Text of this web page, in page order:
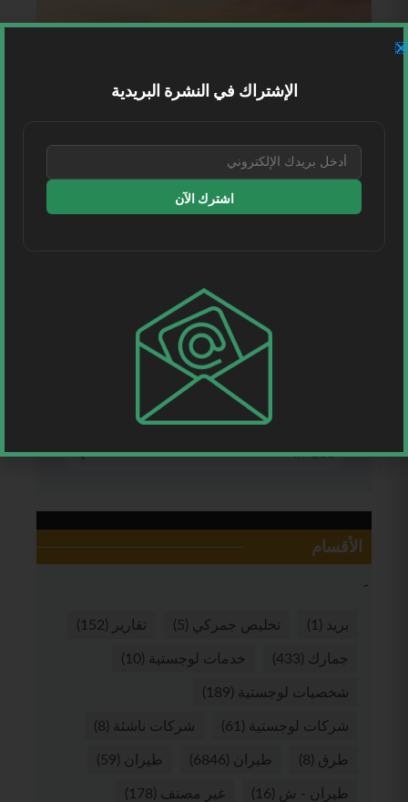
الأقسام
بريد (1) تخليص جمركي (5) تقارير (152)
جمارك (433) خدمات لوجستية (10)
شخصيات لوجستية (189)
شركات لوجستية (61) شركات ناشئة (8)
طرق (8) طيران (6846) طيران (59)
طيران - ش (16) غير مصنف (178)
الإشتراك في النشرة البريدية
اشترك الآن